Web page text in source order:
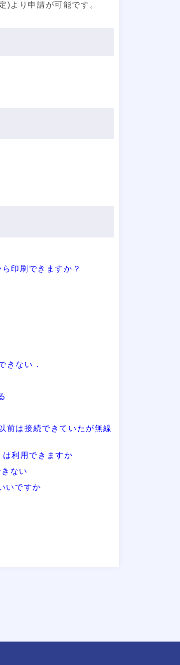
)より申請が可能です。
印刷できますか？
きない．
前は接続できていたが無線
利用できますか
ない
いですか